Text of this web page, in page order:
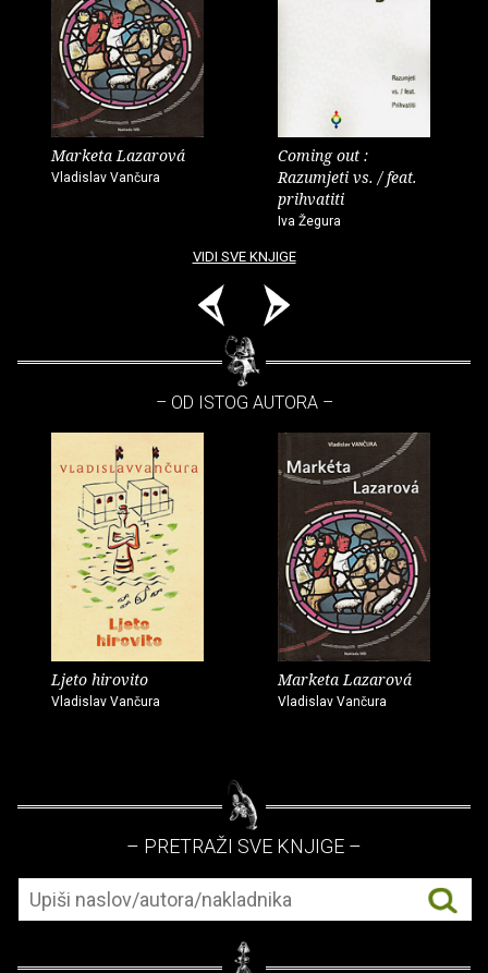
Marketa Lazarová
Vladislav Vančura
Coming out :
Razumjeti vs. / feat.
prihvatiti
Iva Žegura
VIDI SVE KNJIGE
– OD ISTOG AUTORA –
Ljeto hirovito
Vladislav Vančura
Marketa Lazarová
Vladislav Vančura
– PRETRAŽI SVE KNJIGE –